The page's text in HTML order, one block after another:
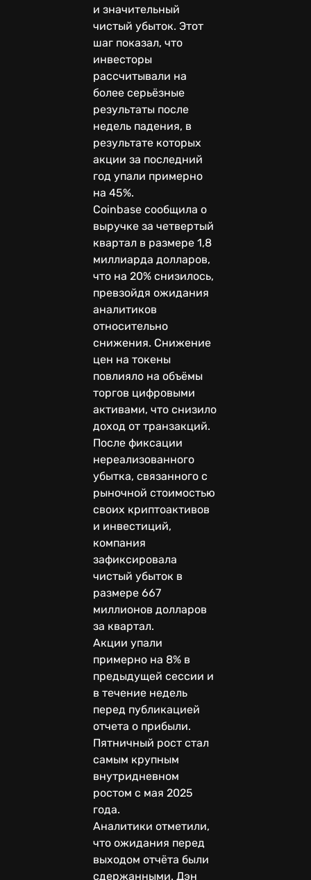
и значительный
чистый убыток. Этот
шаг показал, что
инвесторы
рассчитывали на
более серьёзные
результаты после
недель падения, в
результате которых
акции за последний
год упали примерно
на 45%.
Coinbase сообщила о
выручке за четвертый
квартал в размере 1,8
миллиарда долларов,
что на 20% снизилось,
превзойдя ожидания
аналитиков
относительно
снижения. Снижение
цен на токены
повлияло на объёмы
торгов цифровыми
активами, что снизило
доход от транзакций.
После фиксации
нереализованного
убытка, связанного с
рыночной стоимостью
своих криптоактивов
и инвестиций,
компания
зафиксировала
чистый убыток в
размере 667
миллионов долларов
за квартал.
Акции упали
примерно на 8% в
предыдущей сессии и
в течение недель
перед публикацией
отчета о прибыли.
Пятничный рост стал
самым крупным
внутридневном
ростом с мая 2025
года.
Аналитики отметили,
что ожидания перед
выходом отчёта были
сдержанными. Дэн